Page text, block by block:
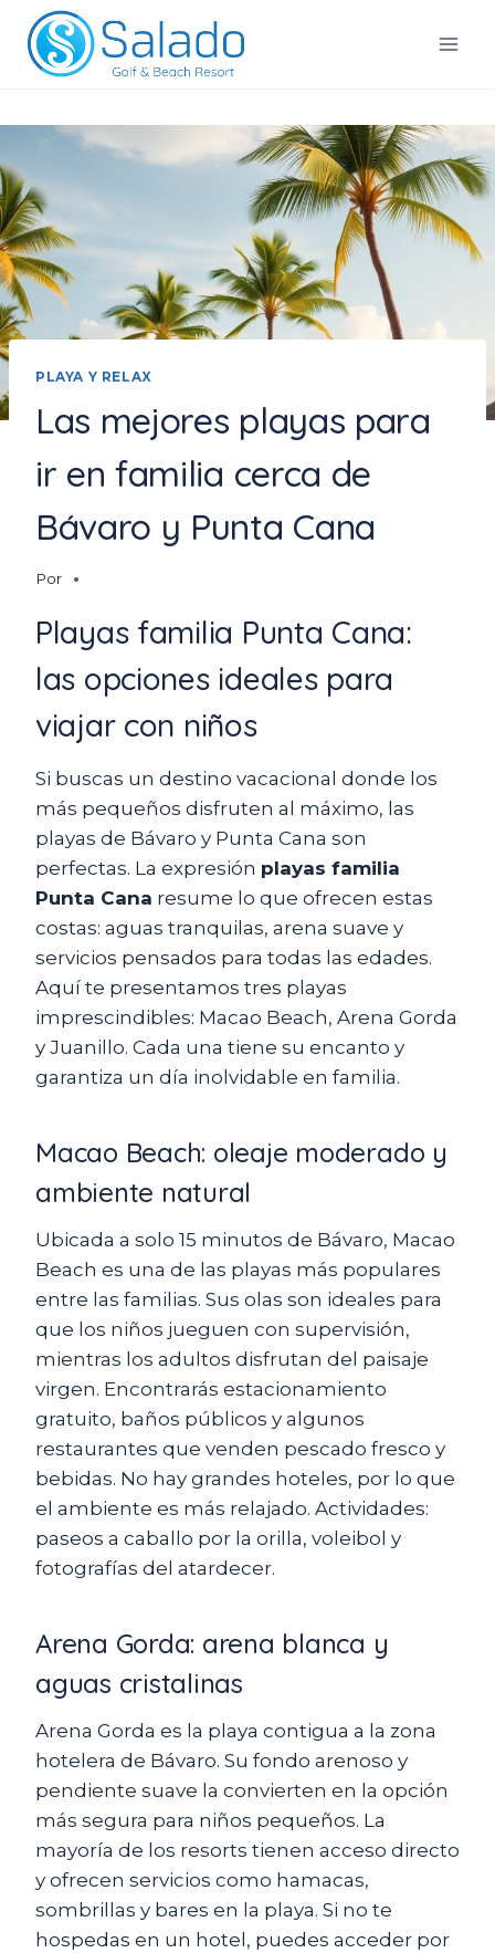
Saltar
contenido
Salado Golf & Beach Resort
PLAYA Y RELAX
Las mejores playas para
ir en familia cerca de
Bávaro y Punta Cana
Por
Playas familia Punta Cana:
las opciones ideales para
viajar con niños
Si buscas un destino vacacional donde los
más pequeños disfruten al máximo, las
playas de Bávaro y Punta Cana son
perfectas. La expresión playas familia
Punta Cana resume lo que ofrecen estas
costas: aguas tranquilas, arena suave y
servicios pensados para todas las edades.
Aquí te presentamos tres playas
imprescindibles: Macao Beach, Arena Gorda
y Juanillo. Cada una tiene su encanto y
garantiza un día inolvidable en familia.
Macao Beach: oleaje moderado y
ambiente natural
Ubicada a solo 15 minutos de Bávaro, Macao
Beach es una de las playas más populares
entre las familias. Sus olas son ideales para
que los niños jueguen con supervisión,
mientras los adultos disfrutan del paisaje
virgen. Encontrarás estacionamiento
gratuito, baños públicos y algunos
restaurantes que venden pescado fresco y
bebidas. No hay grandes hoteles, por lo que
el ambiente es más relajado. Actividades:
paseos a caballo por la orilla, voleibol y
fotografías del atardecer.
Arena Gorda: arena blanca y
aguas cristalinas
Arena Gorda es la playa contigua a la zona
hotelera de Bávaro. Su fondo arenoso y
pendiente suave la convierten en la opción
más segura para niños pequeños. La
mayoría de los resorts tienen acceso directo
y ofrecen servicios como hamacas,
sombrillas y bares en la playa. Si no te
hospedas en un hotel, puedes acceder por